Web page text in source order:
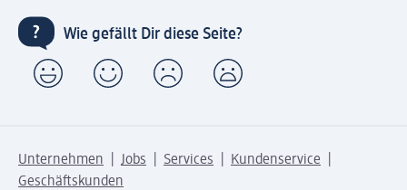
Wie gefällt Dir diese Seite?
Unternehmen Jobs Services
Kundenservice
Geschäftskunden